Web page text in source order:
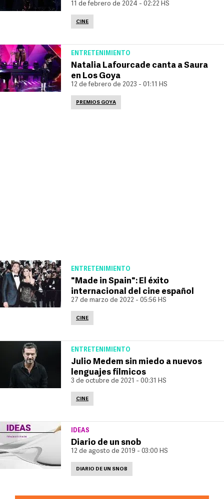
11 de febrero de 2024 - 02:22 HS
CINE
ENTRETENIMIENTO
Natalia Lafourcade canta a Saura
en Los Goya
12 de febrero de 2023 - 01:11 HS
PREMIOS GOYA
ENTRETENIMIENTO
"Made in Spain": El éxito
internacional del cine español
27 de marzo de 2022 - 05:56 HS
CINE
ENTRETENIMIENTO
Julio Medem sin miedo a nuevos
lenguajes fílmicos
3 de octubre de 2021 - 00:31 HS
CINE
IDEAS
Diario de un snob
12 de agosto de 2019 - 03:00 HS
DIARIO DE UN SNOB